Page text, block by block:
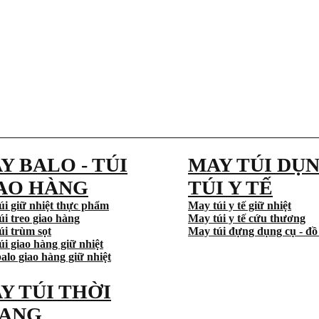
BALO - TÚI
HÀNG
giữ nhiệt thực phẩm
treo giao hàng
trùm sọt
giao hàng giữ nhiệt
giao hàng giữ nhiệt
MAY TÚI
TÚI Y TẾ
May túi y tế giữ nhiệt
May túi y tế cứu thương
May túi đựng dụng cụ - đồ
TÚI THỜI